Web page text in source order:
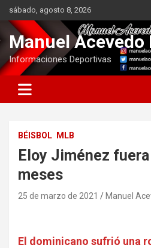
Saltar
contenido
sábado, agosto 8, 2026
Manuel Acevedo
Informaciones Deportivas
BÉISBOL MLB
Eloy Jiménez
meses
25 de marzo de 2021 Manuel
El dominicano sufrió una